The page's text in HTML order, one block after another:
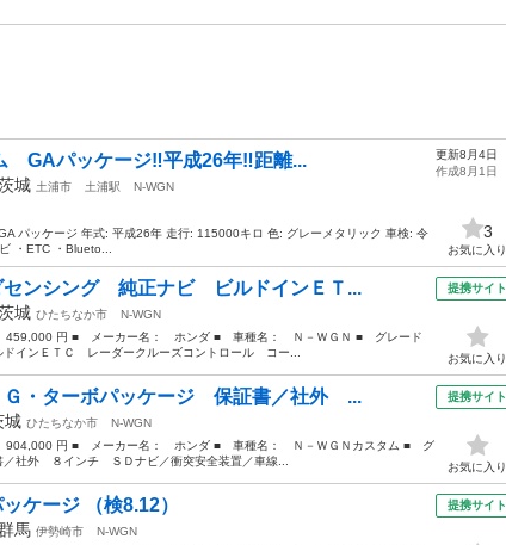
パッケージ‼️平成26年‼️距離...
城 土浦市 土浦駅
N-WGN
パッケージ 年式: 平成26年 走行: 115000キロ 色: グレーメタリック 車検: 令
・ETC ・Blueto...
更新8月4日
作成8月1日
3
お気に入り
センシング 純正ナビ ビルドインＥＴ...
城 ひたちなか市
N-WGN
円 ■ メーカー名： ホンダ ■ 車種名： Ｎ－ＷＧＮ ■ グレード
ンＥＴＣ レーダークルーズコントロール コー...
提携サイト
お気に入り
Ｇ・ターボパッケージ 保証書／社外 ...
城 ひたちなか市
N-WGN
円 ■ メーカー名： ホンダ ■ 車種名： Ｎ－ＷＧＮカスタム ■ グ
社外 ８インチ ＳＤナビ／衝突安全装置／車線...
提携サイト
お気に入り
ケージ （検8.12）
馬 伊勢崎市
N-WGN
提携サイト